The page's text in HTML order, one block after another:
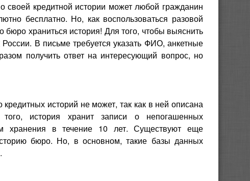
своей кредитной истории может любой гражданин
бесплатно. Но, как воспользоваться разовой
бюро храниться история! Для того, чтобы выяснить
В письме требуется указать ФИО, анкетные
получить ответ на интересующий вопрос, но
историй не может, так как в ней описана
история хранит записи о непогашенных
хранения в течение 10 лет. Существуют еще
бюро. Но, в основном, такие базы данных